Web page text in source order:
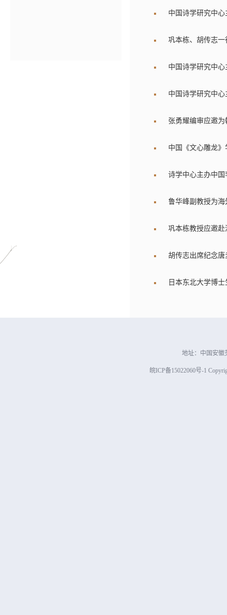
中国诗学研究中
巩本栋、胡传志
中国诗学研究中
中国诗学研究中
张勇耀编审应邀
中国《文心雕龙
诗学中心主办中
鲁华峰副教授为
巩本栋教授应邀
胡传志出席纪念
日本东北大学博
地址：中国安
皖ICP备15022060号-1